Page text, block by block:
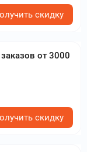
скидку
от 3000
скидку